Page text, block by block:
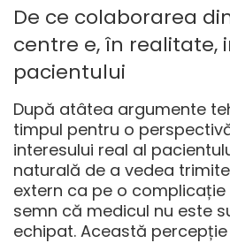
De ce colaborarea
centre e, în realitate,
pacientului
După atâtea argumente
timpul pentru o
interesului real al
naturală de a vedea
extern ca pe o
semn că medicul nu este
echipat. Această